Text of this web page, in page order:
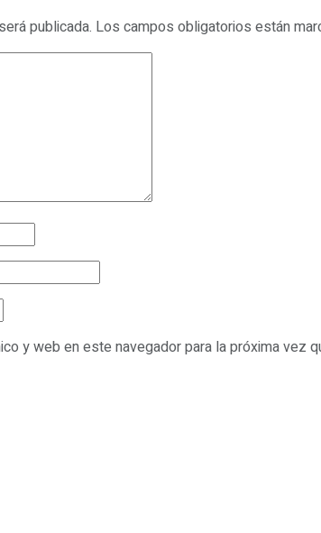
publicada. Los campos obligatorios están
y web en este navegador para la próxima vez